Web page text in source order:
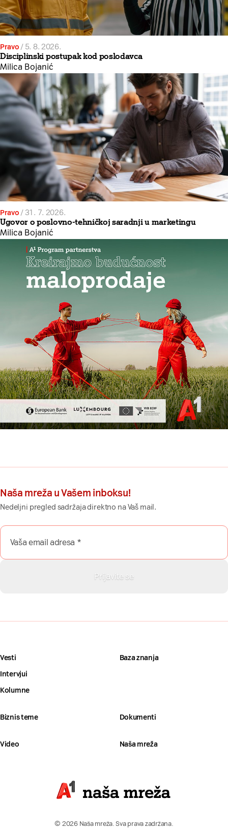
Pravo / 5. 8. 2026.
Disciplinski postupak kod poslodavca
Milica Bojanić
Pravo / 31. 7. 2026.
Ugovor o poslovno-tehničkoj saradnji u marketingu
Milica Bojanić
Naša mreža u Vašem inboksu!
Nedeljni pregled sadržaja direktno na Vaš mail.
Vesti
Intervjui
Kolumne
Baza znanja
Biznis teme Dokumenti
Video Naša mreža
© 2026 Naša mreža. Sva prava zadržana.